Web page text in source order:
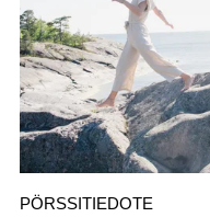
PÖRSSITIEDOTE